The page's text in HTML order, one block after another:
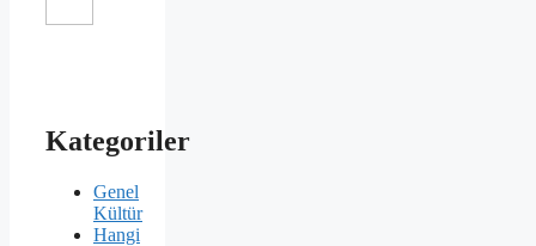
Kategoriler
Genel
Kültür
Hangi